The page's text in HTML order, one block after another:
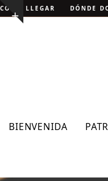
Skip
to Show
CÓMO LLEGAR DÓNDE
BIENVENIDA